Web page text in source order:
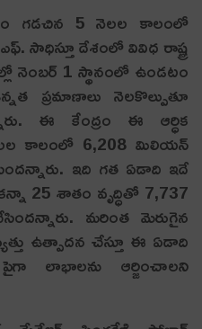
గడచిన 5 నెలల కాలంలో
సాధిస్తూ దేశంలో వివిధ రాష్ట్ర
నెంబర్‌ 1 స్థానంలో ఉండటం
ప్రమాణాలు నెలకొల్పుతూ
ఈ కేంద్రం ఈ ఆర్ధిక
కాలంలో 6,208 మిలియన్‌
ఇది గత ఏడాది ఇదే
25 శాతం వృద్ధితో 7,737
మరింత మెరుగైన
ఉత్పాదన చేస్తూ ఈ ఏడాది
లాభాలను ఆర్జించాలని